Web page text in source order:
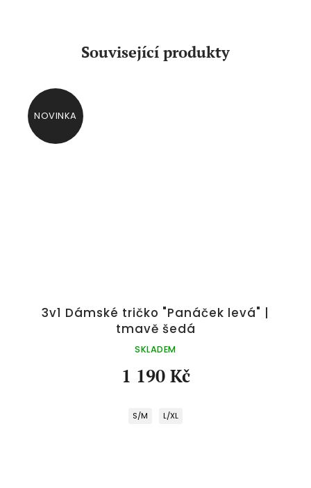
Související produkty
NOVINKA
3v1 Dámské tričko "Panáček levá" |
tmavě šedá
SKLADEM
1 190 Kč
S/M L/XL